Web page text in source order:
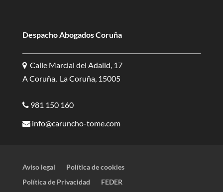
Despacho Abogados Coruña
Calle Marcial del Adalid, 17
A Coruña, La Coruña, 15005
981 150 160
info@caruncho-tome.com
Aviso legal
Política de cookies
Política de Privacidad
FEDER